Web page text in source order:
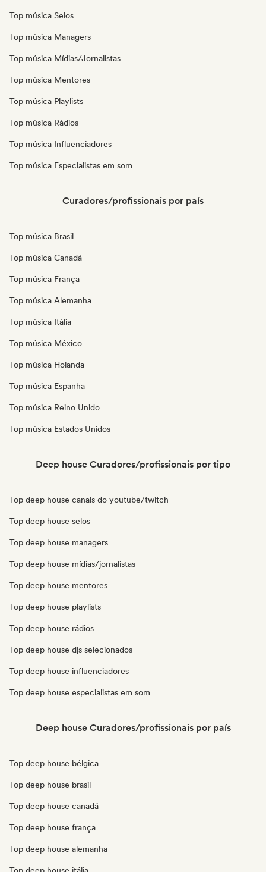
Top música Selos
Top música Managers
Top música Mídias/Jornalistas
Top música Mentores
Top música Playlists
Top música Rádios
Top música Influenciadores
Top música Especialistas em som
Curadores/profissionais por país
Top música Brasil
Top música Canadá
Top música França
Top música Alemanha
Top música Itália
Top música México
Top música Holanda
Top música Espanha
Top música Reino Unido
Top música Estados Unidos
Deep house Curadores/profissionais por tipo
Top deep house canais do youtube/twitch
Top deep house selos
Top deep house managers
Top deep house mídias/jornalistas
Top deep house mentores
Top deep house playlists
Top deep house rádios
Top deep house djs selecionados
Top deep house influenciadores
Top deep house especialistas em som
Deep house Curadores/profissionais por país
Top deep house bélgica
Top deep house brasil
Top deep house canadá
Top deep house frança
Top deep house alemanha